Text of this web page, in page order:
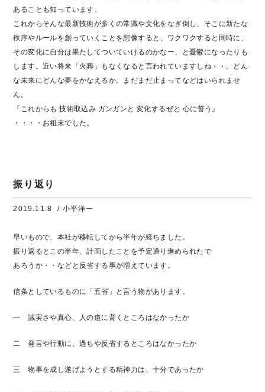
あることも知っています。
これからそんな最新技術が多くの常識や文化をなぎ倒し、そこに新たな
秩序やルールを創っていくことを想像すると、ワクワクすると同時に、
その変化に自分は果たしてついていけるのかなー、と憂鬱になったりも
します。近い将来「火葬」もなくなると言われていますしね・・。どん
な未来にどんな夢をかなえるか。まだまだ止まってなどはいられませ
ん。
『これからも 技術取込み ガンガンと 変化するぜと 心に誓う』
・・・・お粗末でした。
振り返り
2019.11.8 / 小平洋一
早いもので、本社が移転してから半年が経ちました。
振り返るとこの半年、計画したことを予定通り進められたで
あろうか・・などと反省する事が増えています。
信条としているものに「五省」と言う物があります。
一 誠実さや真心、人の道に背くところはなかったか
二 発言や行動に、過ちや反省するところはなかったか
三 物事を成し遂げようとする精神力は、十分であったか